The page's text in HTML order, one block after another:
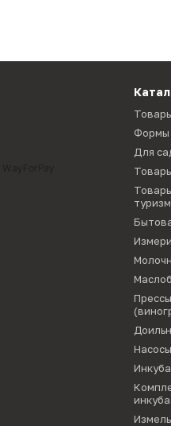
Формы
Для
Насосы